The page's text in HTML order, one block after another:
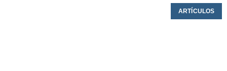
ARTÍCULOS